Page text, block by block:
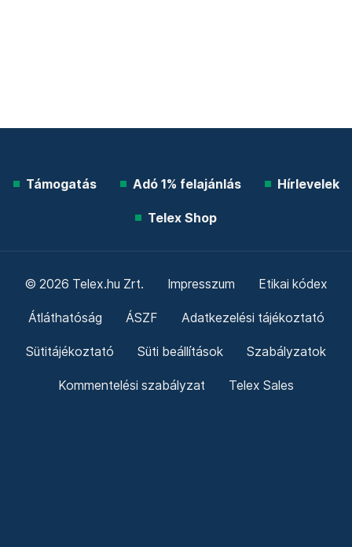
Támogatás Adó 1% felajánlás Hírlevelek
Telex Shop
© 2026 Telex.hu Zrt. Impresszum Etikai kódex
Átláthatóság ÁSZF Adatkezelési tájékoztató
Sütitájékoztató Süti beállítások Szabályzatok
Kommentelési szabályzat Telex Sales